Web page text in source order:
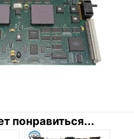
понравиться...